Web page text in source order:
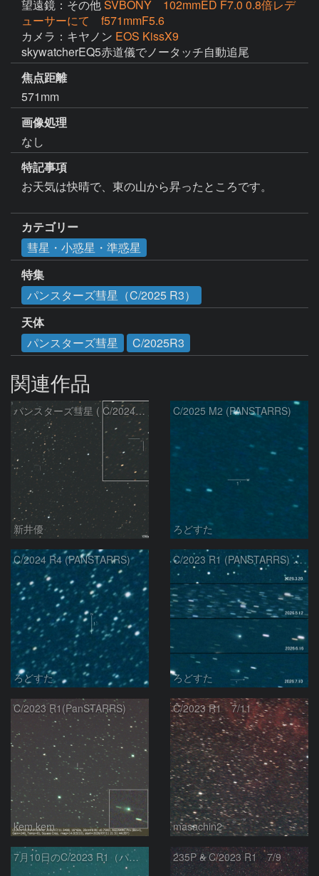
望遠鏡：その他SVBONY 102mmED F7.0 0.8倍レデ
ューサーにて f571mmF5.6
カメラ：キヤノン EOS KissX9
skywatcherEQ5赤道儀でノータッチ自動追尾
焦点距離
571mm
画像処理
なし
特記事項
お天気は快晴で、東の山から昇ったところです。
カテゴリー
彗星・小惑星・準惑星
特集
パンスターズ彗星（C/2025 R3）
天体
パンスターズ彗星
C/2025R3
関連作品
パンスターズ彗星 ( C/2024R4 )：2026/07/27
新井優
C/2025 M2 (PANSTARRS)
ろどすた
C/2024 R4 (PANSTARRS)
ろどすた
C/2023 R1 (PANSTARRS) の変化
ろどすた
C/2023 R1(PanSTARRS)
kem.kem
C/2023 R1 7/11
masachin2
7月10日のC/2023 R1（パンスターズ彗星） 235P & C/2023 R1 7/9